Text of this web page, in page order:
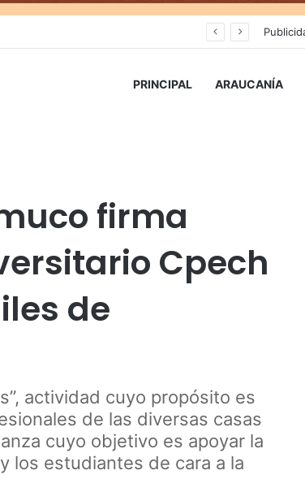
PRINCIPAL ARAUCANÍA
firma
Cpech
de
actividad cuyo propósito es
de las diversas casas
cuyo objetivo es apoyar la
los estudiantes de cara a la